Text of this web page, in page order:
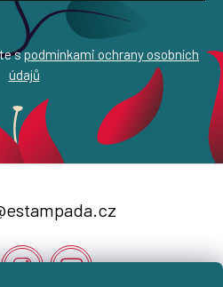
spodmínkami ochrany osobních
údajů
estampada.cz